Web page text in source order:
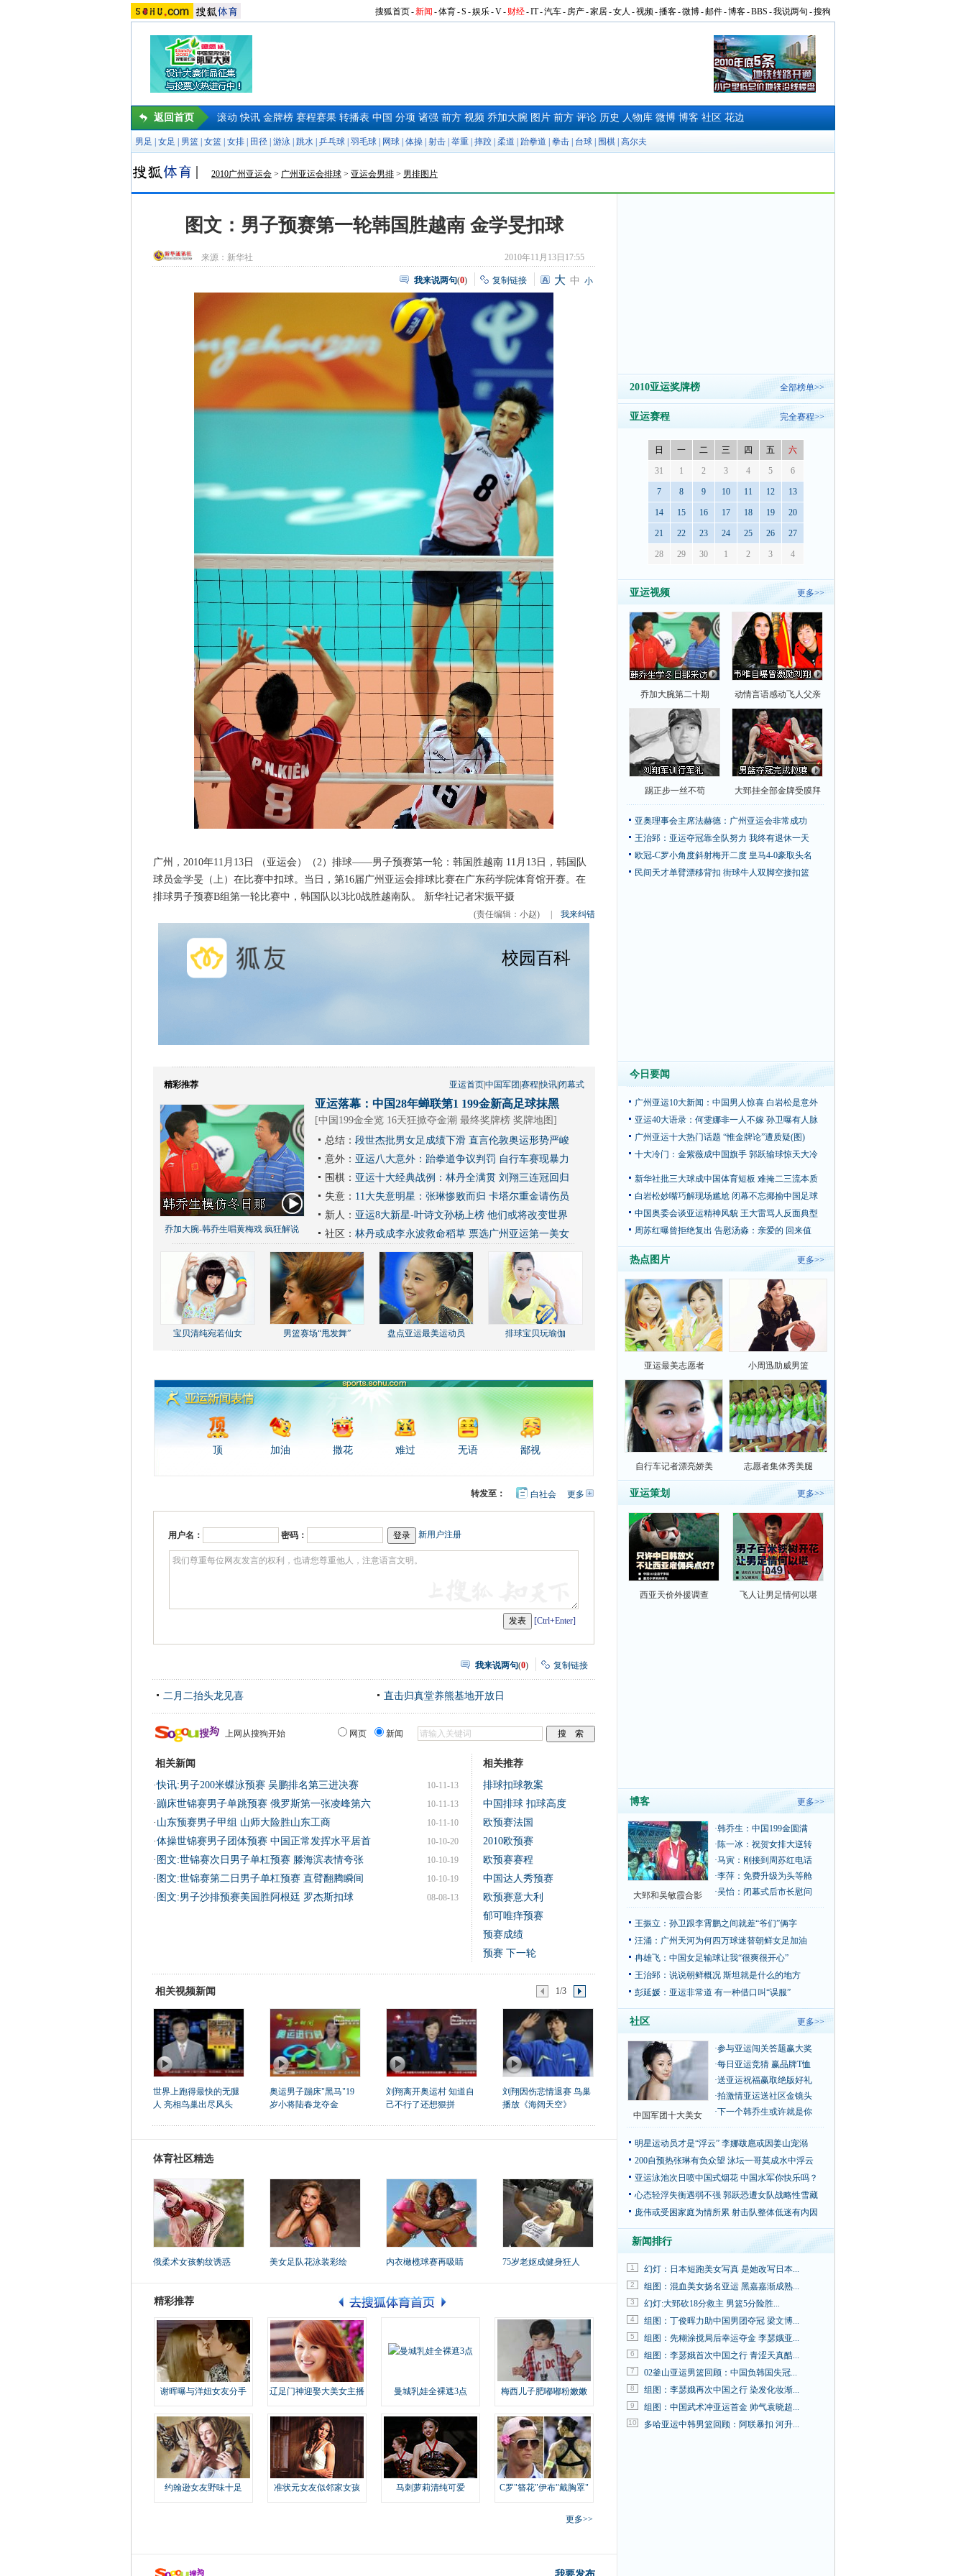
搜狐首页-新闻 -体育-S -娱乐-V- 财经-IT-汽车- 房产-家居-女人 -视频-播客-微博-邮件-博客-BBS -我说两句 -搜狗
返回首页 滚动 快讯 金牌榜 赛程赛果 转播表 中国 分项 诸强 前方 视频 乔加大腕 图片 前方 评论 历史 人物库 微博 博客 社区 花边
男足 女足 男篮 女篮 女排 田径 游泳 跳水 乒乓球 羽毛球 网球 体操 射击 举重 摔跤 柔道 跆拳道 拳击 台球 围棋 高尔夫
2010广州亚运会 > 广州亚运会排球 > 亚运会男排 > 男排图片
图文：男子预赛第一轮韩国胜越南 金学旻扣球
来源： 新华社 2010年11月13日17:55
我来说两句(0) 复制链接 大 中 小
广州，2010年11月13日 （亚运会）（2）排球——男子预赛第一轮：韩国胜越南 11月13日，韩国队
球员金学旻（上）在比赛中扣球。当日，第16届广州亚运会排球比赛在广东药学院体育馆开赛。在
排球男子预赛B组第一轮比赛中，韩国队以3比0战胜越南队。 新华社记者宋振平摄
(责任编辑：小赵) 我来纠错
精彩推荐 亚运首页|中国军团 赛程|快讯|闭幕式
乔加大腕-韩乔生唱黄梅戏 疯狂解说
亚运落幕：中国28年蝉联第1 199金新高足球抹黑
[中国199金全览 16天狂掀夺金潮 最终奖牌榜 奖牌地图 ]
总结： 段世杰批男女足成绩下滑 直言伦敦奥运形势严峻
意外： 亚运八大意外：跆拳道争议判罚 自行车赛现暴力
围棋： 亚运十大经典战例：林丹全满贯 刘翔三连冠回归
失意： 11大失意明星：张琳惨败而归 卡塔尔重金请伤员
新人： 亚运8大新星-叶诗文孙杨上榜 他们或将改变世界
社区： 林丹或成李永波救命稻草 票选广州亚运第一美女
宝贝清纯宛若仙女 男篮赛场“甩发舞” 盘点亚运最美运动员 排球宝贝玩瑜伽
顶 加油 撒花 难过 无语 鄙视
更多开
转发至： 白社会
用户名： 密码： 新用户注册
[Ctrl+Enter]
我来说两句(0) 复制链接
二月二抬头龙见喜 直击归真堂养熊基地开放日
上网从搜狗开始 网页 新闻
相关新闻
10-11-13
·快讯:男子200米蝶泳预赛 吴鹏排名第三进决赛
10-11-13
·蹦床世锦赛男子单跳预赛 俄罗斯第一张凌峰第六
10-11-10
· 山东预赛男子甲组 山师大险胜山东工商
10-10-20
·体操世锦赛男子团体预赛 中国正常发挥水平居首
10-10-19
· 图文:世锦赛次日男子单杠预赛 滕海滨表情夸张
10-10-19
· 图文:世锦赛第二日男子单杠预赛 直臂翻腾瞬间
08-08-13
· 图文:男子沙排预赛美国胜阿根廷 罗杰斯扣球
相关推荐
排球扣球教案
中国排球 扣球高度
欧预赛法国
2010欧预赛
欧预赛赛程
中国达人秀预赛
欧预赛意大利
郁可唯痒预赛
预赛成绩
预赛 下一轮
相关视频新闻 1/3
世界上跑得最快的无腿
人 亮相鸟巢出尽风头
奥运男子蹦床"黑马"19
岁小将陆春龙夺金
刘翔离开奥运村 知道自
己不行了还想狠拼
刘翔因伤悲情退赛 鸟巢
播放《海阔天空》
体育社区精选
俄柔术女孩豹纹诱惑 美女足队花泳装彩绘 内衣橄榄球赛再吸睛 75岁老妪成健身狂人
精彩推荐
谢晖曝与洋妞女友分手 辽足门神迎娶大美女主播 曼城乳娃全裸遮3点 梅西儿子肥嘟嘟粉嫩嫩
约翰逊女友野味十足 准状元女友似邻家女孩 马刺萝莉清纯可爱 C罗"簪花"伊布"戴胸罩"
更多>>
2010亚运奖牌榜 全部榜单>>
亚运赛程 完全赛程>>
日 一 二 三 四 五 六
31 1 2 3 4 5 6
7 8 9 10 11 12 13
14 15 16 17 18 19 20
21 22 23 24 25 26 27
28 29 30 1 2 3 4
亚运视频 更多>>
乔加大腕第二十期 动情言语感动飞人父亲
踢正步一丝不苟 大郅挂全部金牌受膜拜
亚奥理事会主席法赫德：广州亚运会非常成功
王治郅：亚运夺冠靠全队努力 我终有退休一天
欧冠-C罗小角度斜射梅开二度 皇马4-0豪取头名
民间天才单臂漂移背扣 街球牛人双脚空接扣篮
今日要闻
广州亚运10大新闻：中国男人惊喜 白岩松是意外
亚运40大语录：何雯娜非一人不嫁 孙卫曝有人脉
广州亚运十大热门话题 “惟金牌论”遭质疑(图)
十大冷门：金紫薇成中国旗手 郭跃输球惊天大冷
新华社批三大球成中国体育短板 难掩二三流本质
白岩松妙嘴巧解现场尴尬 闭幕不忘揶揄中国足球
中国奥委会谈亚运精神风貌 王大雷骂人反面典型
周苏红曝曾拒绝复出 告慰汤淼：亲爱的 回来值
热点图片 更多>>
亚运最美志愿者 小周迅助威男篮
自行车记者漂亮娇美 志愿者集体秀美腿
亚运策划 更多>>
西亚天价外援调查 飞人让男足情何以堪
博客 更多>>
大郅和吴敏霞合影
·韩乔生：中国199金圆满
·陈一冰：祝贺女排大逆转
·马寅：刚接到周苏红电话
·李萍：免费升级为头等舱
·吴怡：闭幕式后市长慰问
王振立：孙卫跟李霄鹏之间就差“爷们”俩字
汪涌：广州天河为何四万球迷替朝鲜女足加油
冉雄飞：中国女足输球让我“很爽很开心”
王治郅：说说朝鲜概况 斯坦就是什么的地方
彭延媛：亚运非常道 有一种借口叫“误服”
社区 更多>>
中国军团十大美女
·参与亚运闯关答题赢大奖
·每日亚运竞猜 赢品牌T恤
·送亚运祝福赢取绝版好礼
·拍激情亚运送社区金镜头
·下一个韩乔生或许就是你
明星运动员才是“浮云” 李娜跋扈或因姜山宠溺
200自预热张琳有负众望 泳坛一哥莫成水中浮云
亚运泳池次日喷中国式烟花 中国水军你快乐吗？
心态轻浮失衡遇弱不强 郭跃恐遭女队战略性雪藏
庞伟或受困家庭为情所累 射击队整体低迷有内因
新闻排行
1 幻灯：日本短跑美女写真 是她改写日本...
2 组图：混血美女扬名亚运 黑嘉嘉渐成熟...
3 幻灯:大郅砍18分救主 男篮5分险胜...
4 组图：丁俊晖力助中国男团夺冠 梁文博...
5 组图：先糊涂搅局后幸运夺金 李瑟娥亚...
6 组图：李瑟娥首次中国之行 青涩天真酷...
7 02釜山亚运男篮回顾：中国负韩国失冠...
8 组图：李瑟娥再次中国之行 染发化妆渐...
9 组图：中国武术冲亚运首金 帅气袁晓超...
10 多哈亚运中韩男篮回顾：阿联暴扣 河升...